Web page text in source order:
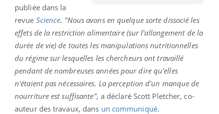
publiée dans la
revue Science. "Nous avons en quelque sorte dissocié les
effets de la restriction alimentaire (sur l'allongement de la
durée de vie) de toutes les manipulations nutritionnelles
du régime sur lesquelles les chercheurs ont travaillé
pendant de nombreuses années pour dire qu'elles
n'étaient pas nécessaires. La perception d'un manque de
nourriture est suffisante", a déclaré Scott Pletcher, co-
auteur des travaux, dans un communiqué.